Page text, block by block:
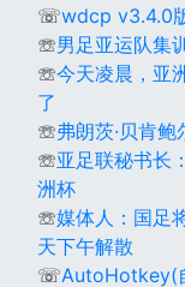
☏wdcp v3.4.0
☏男足亚运队集
☏今天凌晨，亚
了
☏弗朗茨·贝肯
☏亚足联秘书长
洲杯
☏媒体人：国足
天下午解散
☏AutoHotkey(